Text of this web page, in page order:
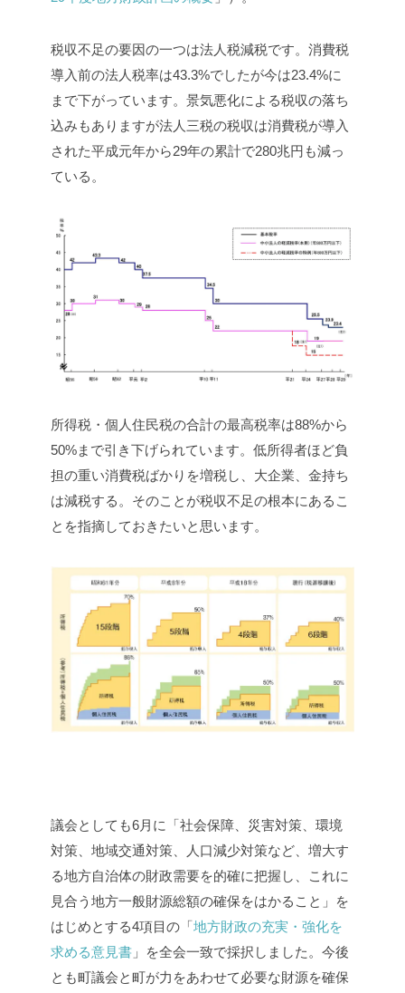
税収不足の要因の一つは法人税減税です。消費税
導入前の法人税率は43.3%でしたが今は23.4%に
まで下がっています。景気悪化による税収の落ち
込みもありますが法人三税の税収は消費税が導入
された平成元年から29年の累計で280兆円も減っ
ている。
所得税・個人住民税の合計の最高税率は88%から
50%まで引き下げられています。低所得者ほど負
担の重い消費税ばかりを増税し、大企業、金持ち
は減税する。そのことが税収不足の根本にあるこ
とを指摘しておきたいと思います。
議会としても6月に「社会保障、災害対策、環境
対策、地域交通対策、人口減少対策など、増大す
る地方自治体の財政需要を的確に把握し、これに
見合う地方一般財源総額の確保をはかること」を
はじめとする4項目の「地方財政の充実・強化を
求める意見書 」を全会一致で採択しました。今後
とも町議会と町が力をあわせて必要な財源を確保